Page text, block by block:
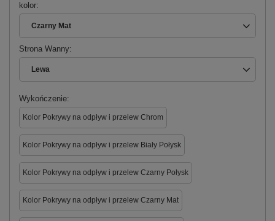
kolor
Czarny Mat
Strona Wanny
Lewa
Wykończenie
Kolor Pokrywy na odpływ i przelew Chrom
Kolor Pokrywy na odpływ i przelew Biały Połysk
Kolor Pokrywy na odpływ i przelew Czarny Połysk
Kolor Pokrywy na odpływ i przelew Czarny Mat